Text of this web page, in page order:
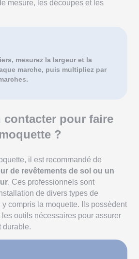
mesure, les découpes et les
mesurez la largeur et la
marche, puis multipliez par
contacter pour faire
?
il est recommandé de
de revêtements de sol ou un
. Ces professionnels sont
de divers types de
y compris la moquette. Ils possèdent
les outils nécessaires pour assurer
durable.